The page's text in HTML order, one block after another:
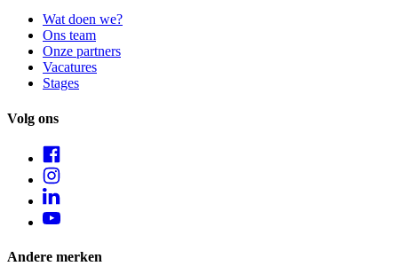
Wat doen we?
Ons team
Onze partners
Vacatures
Stages
Volg ons
Andere merken